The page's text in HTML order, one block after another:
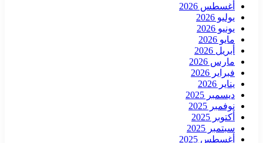
أغسطس 2026
يوليو 2026
يونيو 2026
مايو 2026
أبريل 2026
مارس 2026
فبراير 2026
يناير 2026
ديسمبر 2025
نوفمبر 2025
أكتوبر 2025
سبتمبر 2025
أغسطس 2025